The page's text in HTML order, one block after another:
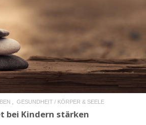
READ MORE
GESUNDHEIT / KÖRPER & SEELE
bei Kindern stärken